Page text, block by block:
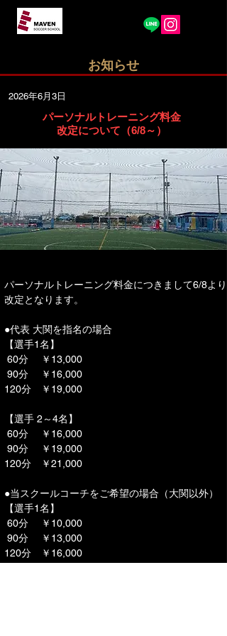
​お知らせ
2026年6月3日
パーソナルトレーニング料金
改定について（6/8～）
パーソナルトレーニング料金につきまして6/8より
改定となります。
●代表 大関を指名の場合
【選手1名】
60分 　￥13,000
90分　 ￥16,000
120分　￥19,000
【選手 2～4名】
60分 　￥16,000
90分　 ￥19,000
120分　￥21,000
●当スクールコーチをご希望の場合（大関以外）
【選手1名】
60分 　￥10,000
90分　 ￥13,000
120分　￥16,000